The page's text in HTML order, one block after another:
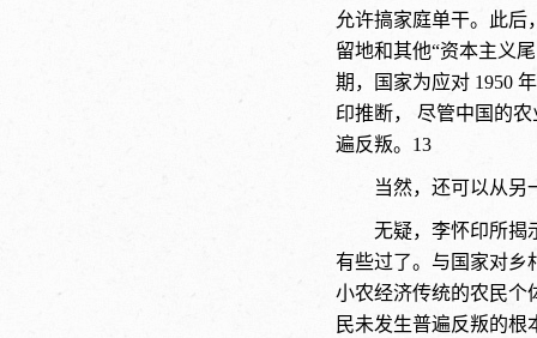
允许搞家庭单干。此后
留地和其他“资本主义
期，国家为应对 1950
印推断， 尽管中国的
遍反叛。13
当然，还可以从另
无疑，李怀印所揭
有些过了。与国家对乡
小农经济传统的农民个
民未发生普遍反叛的